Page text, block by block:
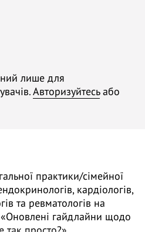
лише для
Авторизуйтесьабо
практики/сімейної
кардіологів,
та ревматологів на
гайдлайни щодо